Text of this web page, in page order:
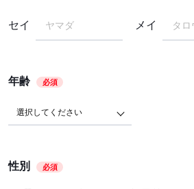
セイ メイ
年齢 必須
選択してください
性別 必須